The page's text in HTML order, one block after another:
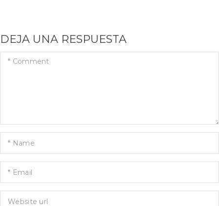
DEJA UNA RESPUESTA